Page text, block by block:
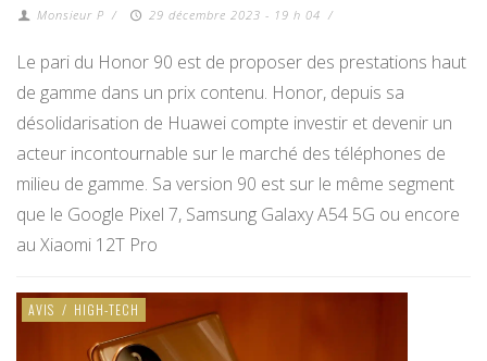
Monsieur P / 29 décembre 2023 - 19 h 04 /
Le pari du Honor 90 est de proposer des prestations haut
de gamme dans un prix contenu. Honor, depuis sa
désolidarisation de Huawei compte investir et devenir un
acteur incontournable sur le marché des téléphones de
milieu de gamme. Sa version 90 est sur le même segment
que le Google Pixel 7, Samsung Galaxy A54 5G ou encore
au Xiaomi 12T Pro
AVIS / HIGH-TECH